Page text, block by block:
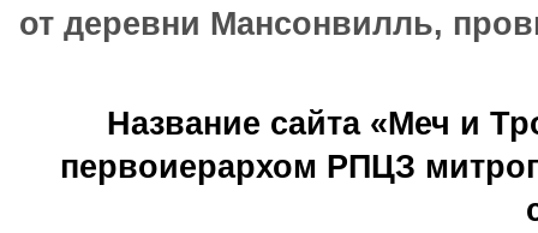
от деревни Мансонвилль,
Название сайта «Меч и
первоиерархом РПЦЗ